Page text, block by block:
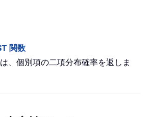
関数
、個別項の二項分布確率を返しま